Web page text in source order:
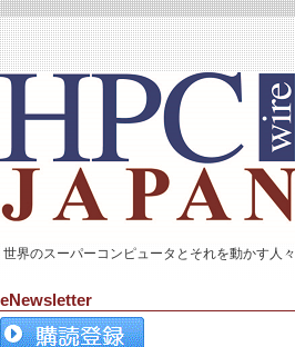
世界のスーパーコンピュータとそれを動かす人々
eNewsletter